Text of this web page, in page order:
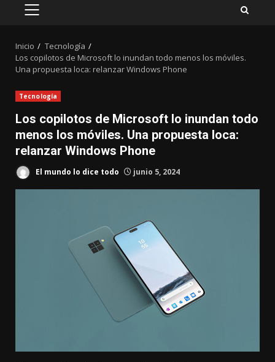
MENÚ
Inicio
Tecnología
Los copilotos de Microsoft lo inundan todo menos los móviles.
Una propuesta loca: relanzar Windows Phone
Tecnología
Los copilotos de Microsoft lo inundan todo
menos los móviles. Una propuesta loca:
relanzar Windows Phone
El mundo lo dice todo junio 5, 2024